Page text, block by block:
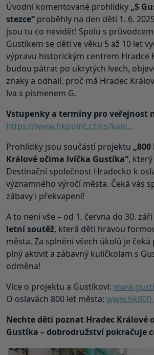
Úvodní komentované prohlídky „S
stezce“ proběhly na den dětí 1. 6.
jsou tu co nevidět! Spolu s
Gustíkem se děti ve věku 5 až 10 let
výpravu historickým centrem Hradce
budou pátrat po ukrytých lvech,
znaky a odhalí, proč má Hradec
lva s písmenem G.
Vstupenky a termíny pro veřejnost
https://www.hkpoint.cz/cs/kale...
Prohlídky jsou součástí projektu
Králové očima lvíčka Gustíka“,
Destinační společnost Hradecko k
významného výročí města. Čeká vás
zábavy i překvapení!
A to není vše – od 1. června do 30.
letní soutěž, která děti hravou
města. Za splnění všech úkolů je
plný aktivit a zábavný kuličkolam s
odměna!
Více o projektu a Gustíkovi:
O oslavách 800 let města:
Nechte děti poznat Hradec Králové
Gustíka – dobrodružství pokračuje